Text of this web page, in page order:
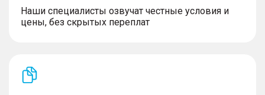
Наши специалисты озвучат честные условия и
цены, без скрытых переплат